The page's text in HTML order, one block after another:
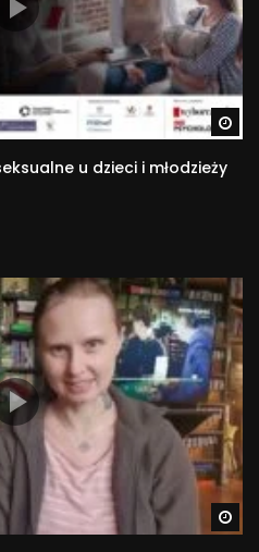
u dzieci i młodzieży